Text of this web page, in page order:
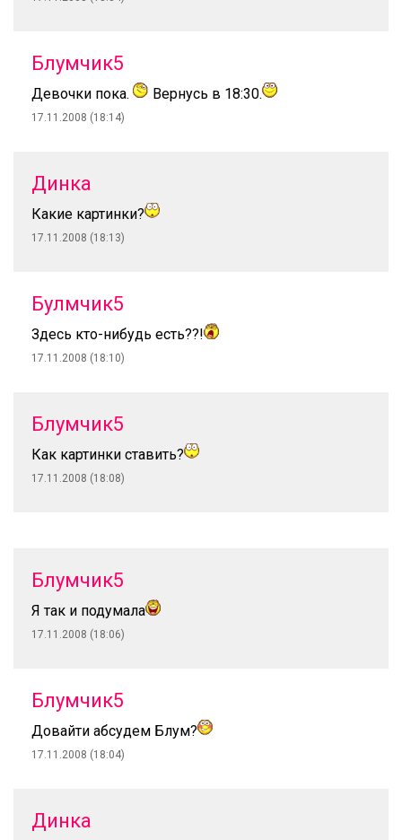
Блумчик5
Девочки пока. Вернусь в 18:30.
17.11.2008 (18:14)
Динка
Какие картинки?
17.11.2008 (18:13)
Булмчик5
Здесь кто-нибудь есть??!
17.11.2008 (18:10)
Блумчик5
Как картинки ставить?
17.11.2008 (18:08)
Блумчик5
Я так и подумала
17.11.2008 (18:06)
Блумчик5
Довайти абсудем Блум?
17.11.2008 (18:04)
Динка